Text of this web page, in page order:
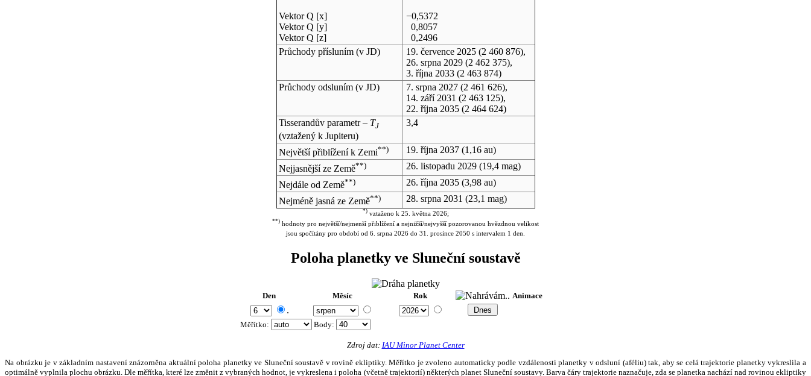
Vektor Q [x]
Vektor Q [y]
Vektor Q [z]
−0,5372
0,8057
0,2496
Průchody přísluním (v JD) 19. července 2025(2 460 876),
26. srpna 2029(2 462 375),
3. října 2033(2 463 874)
Průchody odsluním (v JD) 7. srpna 2027(2 461 626),
14. září 2031 (2 463 125),
22. října 2035(2 464 624)
Tisserandův parametr – TJ
(vztažený k Jupiteru)
3,4
Největší přiblížení k Zemi**) 19. října 2037(1,16 au)
Nejjasnější ze Země**) 26. listopadu 2029(19,4 mag)
Nejdále od Země**) 26. října 2035(3,98 au)
Nejméně jasná ze Země**) 28. srpna 2031 (23,1 mag)
*)vztaženo k 25. května 2026;
**) hodnoty pro největší/nejmenší přiblížení a nejnižší/nejvyšší pozorovanou hvězdnou velikost
jsou spočítány pro období od 6. srpna 2026 do 31. prosince 2050 s intervalem 1 den.
Poloha planetky ve Sluneční soustavě
Den Měsíc Rok Animace
.
Měřítko: Body:
Zdroj dat: IAU Minor Planet Center
Na obrázku je v základním nastavení znázorněna aktuální poloha planetky ve Sluneční soustavě v rovině ekliptiky. Měřítko je zvoleno automaticky podle vzdálenosti planetky v odsluní (aféliu) tak, aby se celá trajektorie planetky vykreslila a
optimálně vyplnila plochu obrázku. Dle měřítka, které lze změnit z vybraných hodnot, je vykreslena i poloha (včetně trajektorií) některých planet Sluneční soustavy. Barva čáry trajektorie naznačuje, zda se planetka nachází nad rovinou ekliptiky